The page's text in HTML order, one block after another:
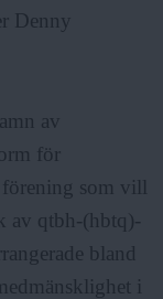
Denny
av
för
förening som vill
av qtbh-(hbtq)-
bland
i